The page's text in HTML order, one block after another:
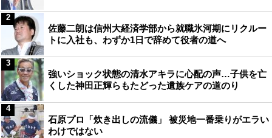
佐藤二朗は信州大経済学部から就職氷河期にリクルー
トに入社も、わずか1日で辞めて役者の道へ
2
強いショック状態の清水アキラに心配の声…子供を亡
くした神田正輝らもたどった遺族ケアの道のり
3
石原プロ「炊き出しの流儀」 被災地一番乗りがエラい
わけではない
4